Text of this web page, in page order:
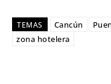
TEMAS Cancún
zona hotelera